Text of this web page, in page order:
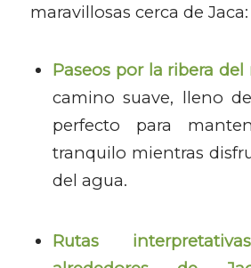
maravillosas cerca de Jaca:
Paseos por la ribera
camino suave, lleno
perfecto para
tranquilo mientras
del agua.
Rutas